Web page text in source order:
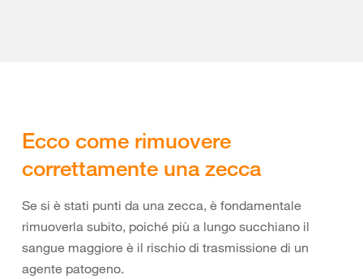
Ecco come rimuovere
correttamente una zecca
Se si è stati punti da una zecca, è fondamentale
rimuoverla subito, poiché più a lungo succhiano il
sangue maggiore è il rischio di trasmissione di un
agente patogeno.